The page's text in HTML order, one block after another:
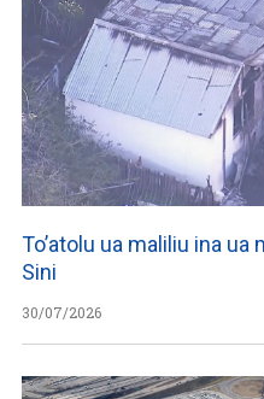
To’atolu ua maliliu ina
Sini
30/07/2026